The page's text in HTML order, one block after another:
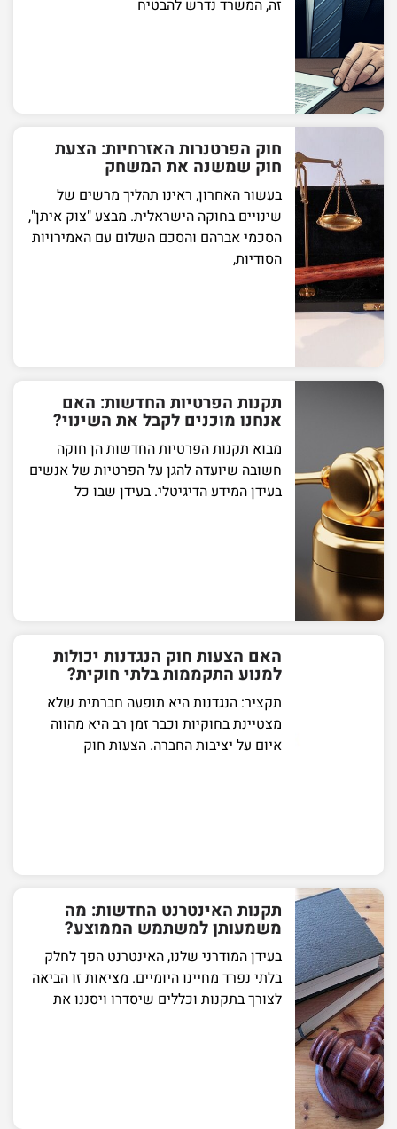
זה, המשרד נדרש להבטיח
חוק הפרטנרות האזרחיות: הצעת
חוק שמשנה את המשחק
בעשור האחרון, ראינו תהליך מרשים של
שינויים בחוקה הישראלית. מבצע "צוק איתן",
הסכמי אברהם והסכם השלום עם האמירויות
הסודיות,
תקנות הפרטיות החדשות: האם
אנחנו מוכנים לקבל את השינוי?
מבוא תקנות הפרטיות החדשות הן חוקה
חשובה שיועדה להגן על הפרטיות של אנשים
בעידן המידע הדיגיטלי. בעידן שבו כל
האם הצעות חוק הנגדנות יכולות
למנוע התקממות בלתי חוקית?
תקציר: הנגדנות היא תופעה חברתית שלא
מצטיינת בחוקיות וכבר זמן רב היא מהווה
איום על יציבות החברה. הצעות חוק
תקנות האינטרנט החדשות: מה
משמעותן למשתמש הממוצע?
בעידן המודרני שלנו, האינטרנט הפך לחלק
בלתי נפרד מחיינו היומיים. מציאות זו הביאה
לצורך בתקנות וכללים שיסדרו ויסננו את